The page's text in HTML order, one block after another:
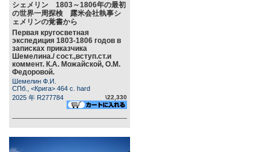
シェメリン 1803～1806年の最初
の世界一周探検 露米会社執事シ
ェメリンの覚書から
Первая кругосветная
экспедиция 1803-1806 годов в
записках приказчика
Шемелина./ сост.,вступ.ст.и
коммент. К.А. Можайской, О.М.
Федоровой.
Шемелин Ф.И.
СПб., <Крига> 464 c. hard
2025 年 R277784
\22,330